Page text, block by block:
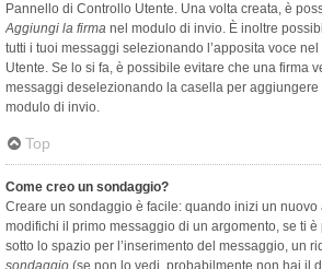
Pannello di Controllo Utente. Una volta creata, è
Aggiungi la firma nel modulo di invio. È inoltre
tutti i tuoi messaggi selezionando l’apposita voce
Utente. Se lo si fa, è possibile evitare che una firma
messaggi deselezionando la casella per aggiungere
modulo di invio.
Top
Come creo un sondaggio?
Creare un sondaggio è facile: quando inizi un
modifichi il primo messaggio di un argomento, se ti
sotto lo spazio per l’inserimento del messaggio, un
sondaggio (se non lo vedi, probabilmente non hai il